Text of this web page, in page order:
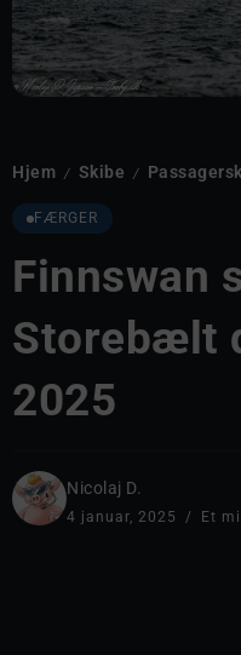
Hjem / Skibe /
FÆRGER
Finnswan
Storebælt
2025
Nicolaj D.
4 januar, 2025 Et